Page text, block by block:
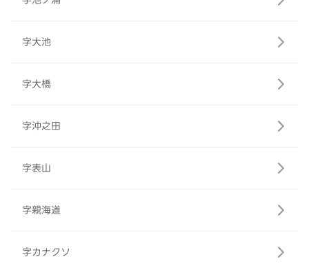
字大池
字大橋
字沖之田
字表山
字親海道
字カナクソ